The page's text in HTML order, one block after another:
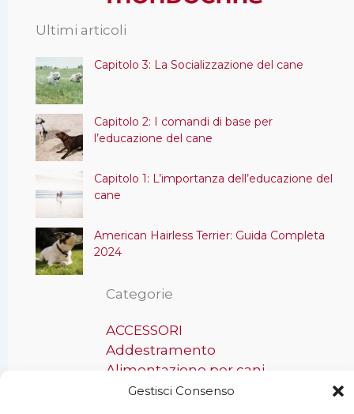
Gestisci Consenso
Ultimi articoli
Capitolo 3: La Socializzazione del cane
Capitolo 2: I comandi di base per
l’educazione del cane
Capitolo 1: L’importanza dell’educazione del
cane
American Hairless Terrier: Guida Completa
2024
Categorie
ACCESSORI
Addestramento
Alimentazione per cani
Assicurazioni per cani